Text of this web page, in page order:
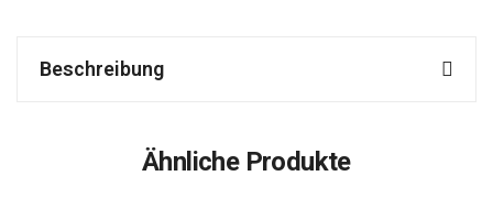
Beschreibung
Ähnliche Produkte